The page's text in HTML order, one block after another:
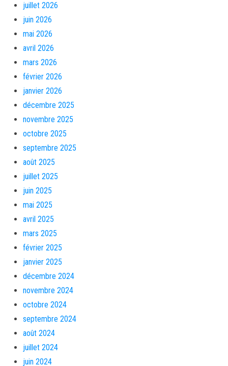
juillet 2026
juin 2026
mai 2026
avril 2026
mars 2026
février 2026
janvier 2026
décembre 2025
novembre 2025
octobre 2025
septembre 2025
août 2025
juillet 2025
juin 2025
mai 2025
avril 2025
mars 2025
février 2025
janvier 2025
décembre 2024
novembre 2024
octobre 2024
septembre 2024
août 2024
juillet 2024
juin 2024